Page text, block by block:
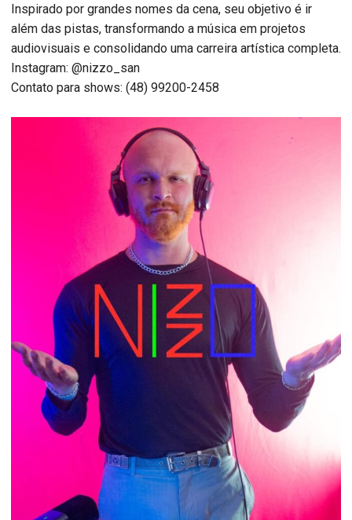
Inspirado por grandes nomes da cena, seu objetivo é ir
além das pistas, transformando a música em projetos
audiovisuais e consolidando uma carreira artística completa.
Instagram: @nizzo_san
Contato para shows: (48) 99200-2458